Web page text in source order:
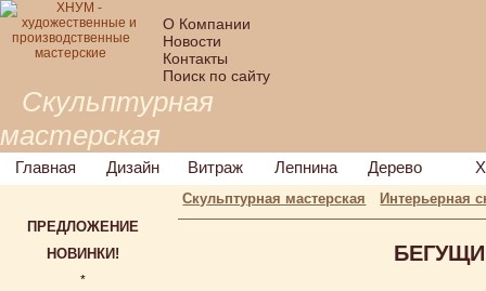
О Компании
Новости
Контакты
Поиск по сайту
Скульптурная
мастерская
Главная Дизайн Витраж Лепнина Дерево
Скульптурная мастерская
Интерьерная
ПРЕДЛОЖЕНИЕ
НОВИНКИ!
*